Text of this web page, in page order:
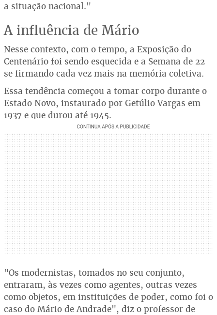
a situação nacional."
A influência de Mário
Nesse contexto, com o tempo, a Exposição do
Centenário foi sendo esquecida e a Semana de 22
se firmando cada vez mais na memória coletiva.
Essa tendência começou a tomar corpo durante o
Estado Novo, instaurado por Getúlio Vargas em
1937 e que durou até 1945.
"Os modernistas, tomados no seu conjunto,
entraram, às vezes como agentes, outras vezes
como objetos, em instituições de poder, como foi o
caso do Mário de Andrade", diz o professor de